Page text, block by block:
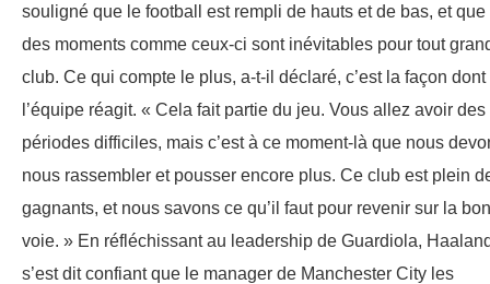
souligné que le football est rempli de hauts et de bas, et que
des moments comme ceux-ci sont inévitables pour tout
club. Ce qui compte le plus, a-t-il déclaré, c’est la façon dont
l’équipe réagit. « Cela fait partie du jeu. Vous allez avoir des
périodes difficiles, mais c’est à ce moment-là que nous
nous rassembler et pousser encore plus. Ce club est plein
gagnants, et nous savons ce qu’il faut pour revenir sur la
voie. » En réfléchissant au leadership de Guardiola,
s’est dit confiant que le manager de Manchester City les